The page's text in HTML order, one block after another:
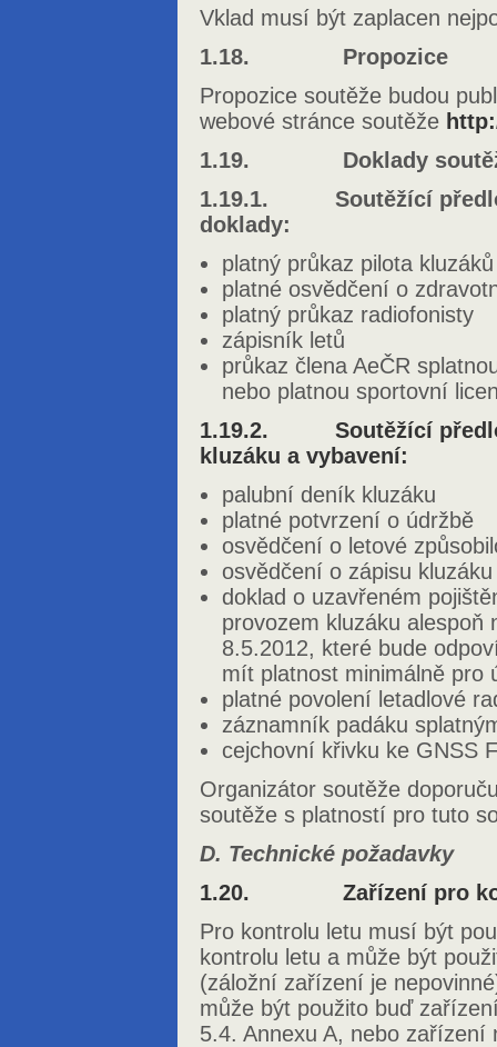
Vklad musí být zaplacen
1.18. Propozice
Propozice soutěže budou
webové stránce soutěže
1.19. Doklady
1.19.1. Soutěžící
doklady:
platný průkaz pilota kluzáků
platné osvědčení o
platný průkaz radiofonisty
zápisník letů
průkaz člena AeČR
nebo platnou sportovní
1.19.2. Soutěžící
kluzáku a vybavení:
palubní deník kluzáku
platné potvrzení o údržbě
osvědčení o letové
osvědčení o zápisu
doklad o uzavřeném
provozem kluzáku alespoň
8.5.2012, které bude
mít platnost minimálně pro
platné povolení letadlové
záznamník padáku
cejchovní křivku ke GNSS
Organizátor soutěže
soutěže s platností pro tuto
D. Technické požadavky
1.20. Zařízení pro
Pro kontrolu letu musí být
kontrolu letu a může být
(záložní zařízení je
může být použito buď
5.4. Annexu A, nebo zařízení